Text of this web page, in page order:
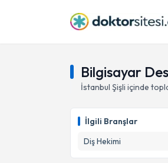
Bilgisayar
İstanbul Şişli içinde
İlgili Branşlar
Diş Hekimi